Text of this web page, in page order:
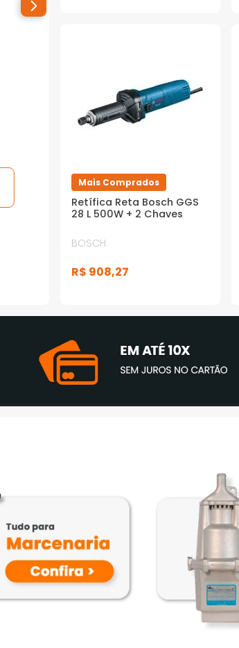
Mais Comprados
Retífica Reta Bosch GGS
28 L 500W + 2 Chaves
BOSCH
R$ 908,27